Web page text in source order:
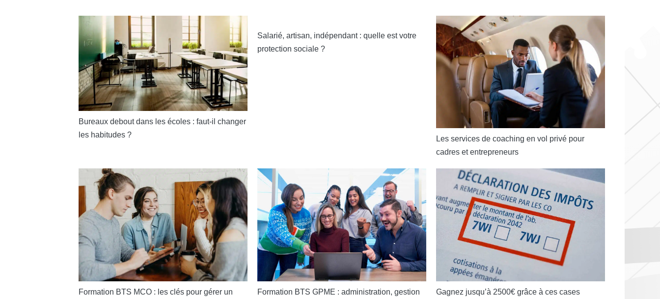
Bureaux debout dans les écoles : faut-il changer
les habitudes ?
Salarié, artisan, indépendant : quelle est votre
protection sociale ?
Les services de coaching en vol privé pour
cadres et entrepreneurs
Formation BTS MCO : les clés pour gérer un
Formation BTS GPME : administration, gestion
Gagnez jusqu’à 2500€ grâce à ces cases